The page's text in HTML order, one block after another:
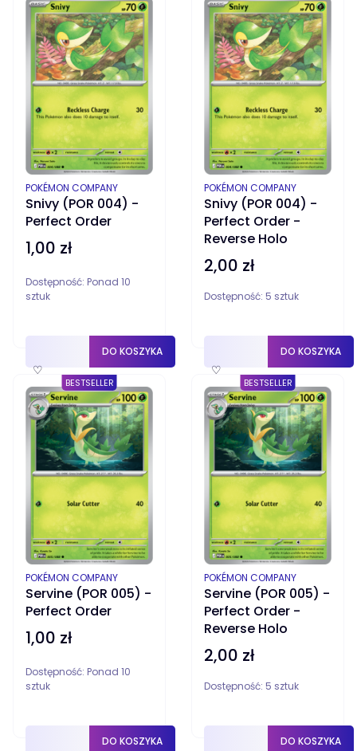
Snivy (POR 004) -
Perfect Order
PRODUCENT
POKÉMON COMPANY
Cena
1,00 zł
Dostępność: Ponad 10
sztuk
♡
DO KOSZYKA
Snivy (POR 004) -
Perfect Order -
Reverse Holo
PRODUCENT
POKÉMON COMPANY
Cena
2,00 zł
Dostępność: 5 sztuk
♡
DO KOSZYKA
BESTSELLER
Servine (POR 005) -
Perfect Order
PRODUCENT
POKÉMON COMPANY
Cena
1,00 zł
Dostępność: Ponad 10
sztuk
DO KOSZYKA
BESTSELLER
Servine (POR 005) -
Perfect Order -
Reverse Holo
PRODUCENT
POKÉMON COMPANY
Cena
2,00 zł
Dostępność: 5 sztuk
DO KOSZYKA